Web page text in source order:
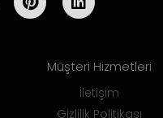
Müşteri Hizmetleri
İletişim
Gizlilik Politikası